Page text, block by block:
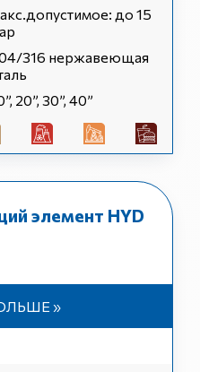
до 15
316 нержавеющая
20”, 30”, 40”
элемент HYD
»